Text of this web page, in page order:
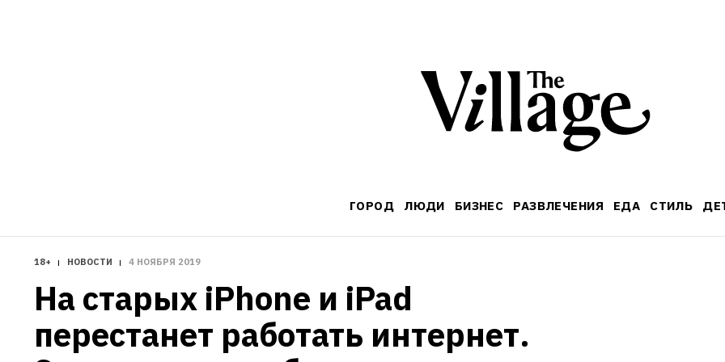
ГОРОД ЛЮДИ БИЗНЕС РАЗВЛЕЧЕНИЯ ЕДА СТИЛЬ
18+ НОВОСТИ 4 НОЯБРЯ 2019
На старых iPhone и iPad
перестанет работать интернет.